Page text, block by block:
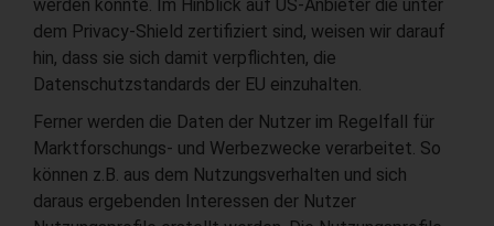
werden könnte. Im Hinblick auf US-Anbieter die unter
dem Privacy-Shield zertifiziert sind, weisen wir darauf
hin, dass sie sich damit verpflichten, die
Datenschutzstandards der EU einzuhalten.
Ferner werden die Daten der Nutzer im Regelfall für
Marktforschungs- und Werbezwecke verarbeitet. So
können z.B. aus dem Nutzungsverhalten und sich
daraus ergebenden Interessen der Nutzer